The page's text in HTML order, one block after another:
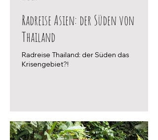
Radreise Asien: der Süden von
Thailand
Radreise Thailand: der Süden das
Krisengebiet?!